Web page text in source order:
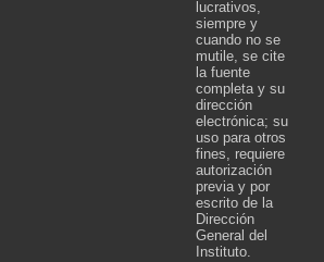
lucrativos,
siempre y
cuando no se
mutile, se cite
la fuente
completa y su
dirección
electrónica; su
uso para otros
fines, requiere
autorización
previa y por
escrito de la
Dirección
General del
Instituto.